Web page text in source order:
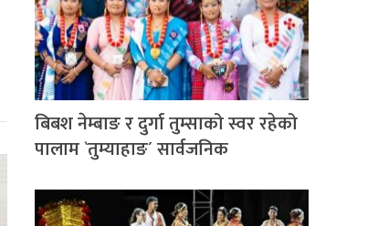
बिबश नेम्बाङ र दुर्गा तुम्साको स्वर रहेको
पालाम `तुम्याहाङ´ सार्वजनिक